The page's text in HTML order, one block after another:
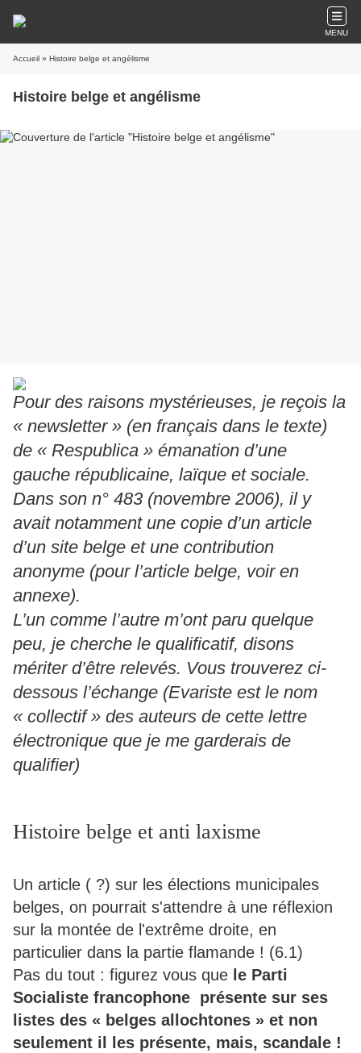
MENU
Accueil » Histoire belge et angélisme
Histoire belge et angélisme
Pour des raisons mystérieuses, je reçois la
« newsletter » (en français dans le texte)
de « Respublica » émanation d’une
gauche républicaine, laïque et sociale.
Dans son n° 483 (novembre 2006), il y
avait notamment une copie d’un article
d’un site belge et une contribution
anonyme (pour l’article belge, voir en
annexe).
L’un comme l’autre m’ont paru quelque
peu, je cherche le qualificatif, disons
mériter d’être relevés. Vous trouverez ci-
dessous l’échange (Evariste est le nom
« collectif » des auteurs de cette lettre
électronique que je me garderais de
qualifier)
Histoire belge et anti laxisme
Un article ( ?) sur les élections municipales
belges, on pourrait s'attendre à une réflexion
sur la montée de l'extrême droite, en
particulier dans la partie flamande ! (6.1)
Pas du tout : figurez vous que le Parti
Socialiste francophone présente sur ses
listes des « belges allochtones » et non
seulement il les présente, mais, scandale !